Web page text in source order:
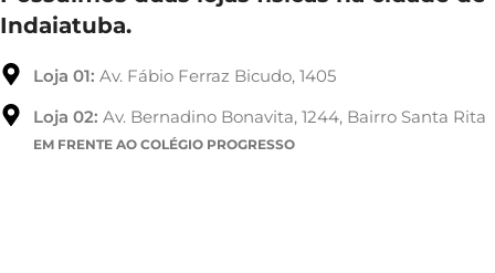
Indaiatuba.
Loja 01: Av. Fábio Ferraz Bicudo, 1405
Loja 02: Av. Bernadino Bonavita, 1244, Bairro Santa Rita
EM FRENTE AO COLÉGIO PROGRESSO